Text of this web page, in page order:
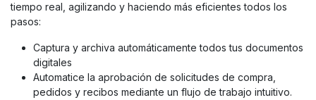
tiempo real, agilizando y haciendo más eficientes todos los
pasos:
Captura y archiva automáticamente todos tus documentos
digitales
Automatice la aprobación de solicitudes de compra,
pedidos y recibos mediante un flujo de trabajo intuitivo.